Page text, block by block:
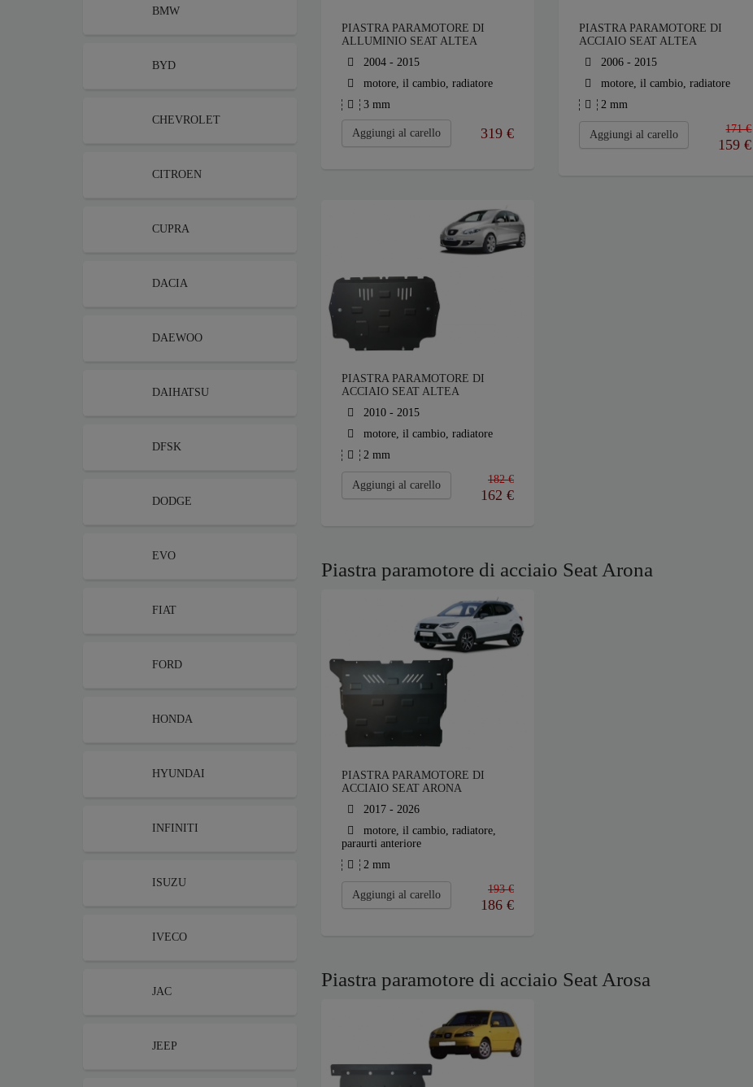
BMW
BYD
CHEVROLET
CITROEN
CUPRA
DACIA
DAEWOO
DAIHATSU
DFSK
DODGE
EVO
FIAT
FORD
HONDA
HYUNDAI
INFINITI
ISUZU
IVECO
JAC
JEEP
PIASTRA PARAMOTORE DI
ALLUMINIO SEAT ALTEA
2004 - 2015
motore, il cambio, radiatore
3 mm
Aggiungi al carello 319€
PIASTRA PARAMOTORE DI
ACCIAIO SEAT ALTEA
2006 - 2015
motore, il cambio, radiatore
2 mm
Aggiungi al carello 171 €
159 €
PIASTRA PARAMOTORE DI
ACCIAIO SEAT ALTEA
2010 - 2015
motore, il cambio, radiatore
2 mm
Aggiungi al carello 182 €
162 €
Piastra paramotore di acciaio Seat Arona
PIASTRA PARAMOTORE DI
ACCIAIO SEAT ARONA
2017 - 2026
motore, il cambio, radiatore,
paraurti anteriore
2 mm
Aggiungi al carello 193 €
186€
Piastra paramotore di acciaio Seat Arosa